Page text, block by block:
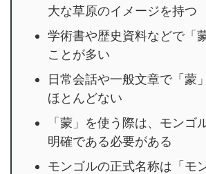
大な草原のイメージを持つ
学術書や歴史資料などで「
ことが多い
日常会話や一般文章で「蒙
ほとんどない
「蒙」を使う際は、モンゴ
明確である必要がある
モンゴルの正式名称は「モ